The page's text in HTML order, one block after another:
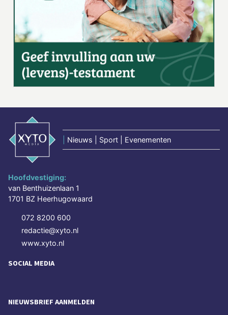
Nieuws | Sport | Evenementen
Hoofdvestiging:
van Benthuizenlaan 1
1701 BZ Heerhugowaard
072 8200 600
redactie@xyto.nl
www.xyto.nl
SOCIAL MEDIA
NIEUWSBRIEF AANMELDEN